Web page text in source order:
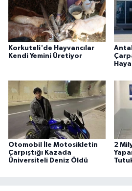
Korkuteli'de Hayvancılar
Kendi Yemini Üretiyor
Otomobil İle Motosikletin
Çarpıştığı Kazada
Üniversiteli Deniz Öldü
2